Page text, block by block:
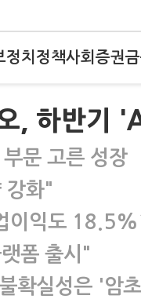
정치 정책사회 증권
, 하반기
문 고른 성장
강화"
이익도
폼 출시"
확실성은 '암